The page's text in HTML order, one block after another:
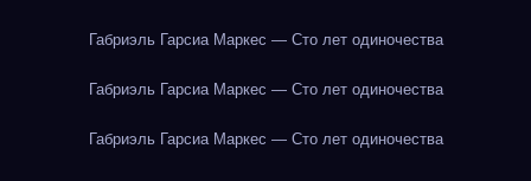
Габриэль Гарсиа Маркес — Сто лет одиночества
Габриэль Гарсиа Маркес — Сто лет одиночества
Габриэль Гарсиа Маркес — Сто лет одиночества